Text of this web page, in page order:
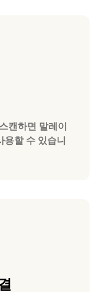
캔하면 말레이
용할 수 있습니